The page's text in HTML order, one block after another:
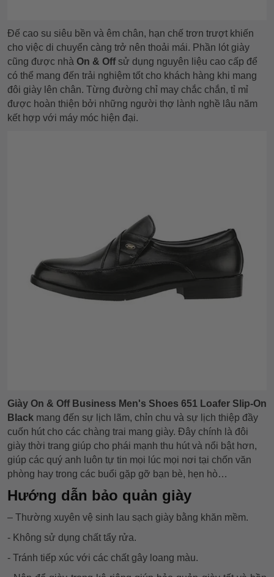
Đế cao su siêu bền và êm chân, hạn chế trơn trượt khiến
cho việc di chuyển càng trở nên thoải mái. Phần lót giày
cũng được nhà On & Offsử dụng nguyên liệu cao cấp để
có thể mang đến trải nghiệm tốt cho khách hàng khi mang
đôi giày lên chân. Từng đường chỉ may chắc chắn, tỉ mỉ
được hoàn thiện bởi những người thợ lành nghề lâu năm
kết hợp với máy móc hiện đại.
Giày On & Off Business Men's Shoes 651 Loafer Slip-On
Black mang đến sự lịch lãm, chỉn chu và sự lịch thiệp đầy
cuốn hút cho các chàng trai mang giày. Đây chính là đôi
giày thời trang giúp cho phái mạnh thu hút và nổi bật hơn,
giúp các quý anh luôn tự tin mọi lúc mọi nơi tại chốn văn
phòng hay trong các buổi gặp gỡ bạn bè, hẹn hò…
Hướng dẫn bảo quản giày
– Thường xuyên vệ sinh lau sạch giày bằng khăn mềm.
- Không sử dụng chất tẩy rửa.
- Tránh tiếp xúc với các chất gây loang màu.